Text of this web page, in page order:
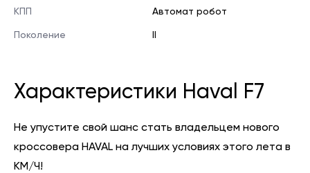
КПП Автомат робот
Поколение II
Характеристики Haval F7
Не упустите свой шанс стать владельцем нового
кроссовера HAVAL на лучших условиях этого лета в
КМ/Ч!